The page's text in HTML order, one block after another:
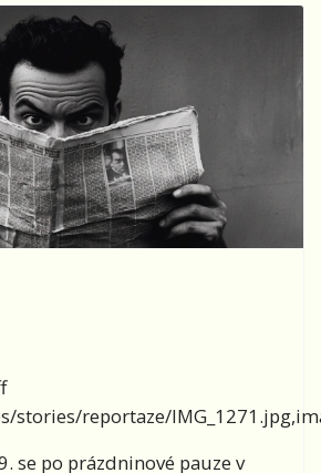
stories/reportaze/
se po prázdninové pauze v